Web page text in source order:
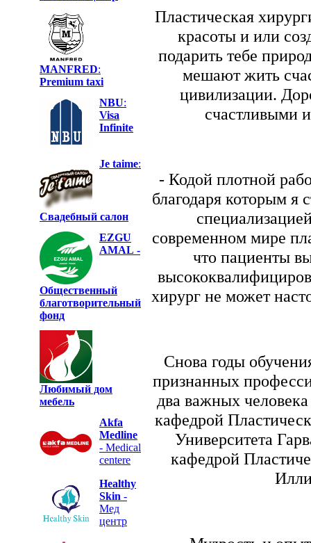
MANFRED:
Premium taxi
NBU:
Visa
Infinite
Je taime:
Свадебный салон
EZGU
AMAL -
Общественный
благотворительный
фонд
Любимый дом
мебель
Akfa
Medline
- Medical
centere
Healthy
Skin -
Мед
центр
Пластическая
красоты и или
подарить тебе
мешают жить
цивилизации.
счастливыми
- Кодой плотной
благодаря которым я
современном мире
что пациенты
хирург не может
Снова годы
признанных
два важных
кафедрой
Университета
кафедрой